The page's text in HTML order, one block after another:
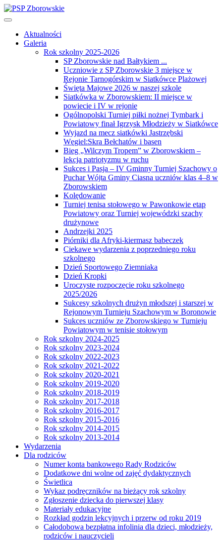
Aktualności
Galeria
Rok szkolny 2025-2026
SP Zborowskie nad Bałtykiem ...
Uczniowie z SP Zborowskie 3 miejsce w
Rejonie Tarnogórskim w Siatkówce Plażowej
Święta Majowe 2026 w naszej szkole
Siatkówka w Zborowskiem: II miejsce w
powiecie i IV w rejonie
Ogólnopolski Turniej piłki nożnej Tymbark i
Powiatowy finał Igrzysk Młodzieży w Siatkówce
Wyjazd na mecz siatkówki Jastrzębski
Węgiel:Skra Bełchatów i basen
Bieg „Wilczym Tropem” w Zborowskiem –
lekcja patriotyzmu w ruchu
Sukces i Pasja – IV Gminny Turniej Szachowy o
Puchar Wójta Gminy Ciasna uczniów klas 4–8 w
Zborowskiem
Kolędowanie
Turniej tenisa stołowego w Pawonkowie etap
Powiatowy oraz Turniej wojewódzki szachy
drużynowe
Andrzejki 2025
Piórniki dla Afryki-kiermasz babeczek
Ciekawe wydarzenia z poprzedniego roku
szkolnego
Dzień Sportowego Ziemniaka
Dzień Kropki
Uroczyste rozpoczęcie roku szkolnego
2025/2026
Sukcesy szkolnych drużyn młodszej i starszej w
Rejonowym Turnieju Szachowym w Boronowie
Sukces uczniów ze Zborowskiego w Turnieju
Powiatowym w tenisie stołowym
Rok szkolny 2024-2025
Rok szkolny 2023-2024
Rok szkolny 2022-2023
Rok szkolny 2021-2022
Rok szkolny 2020-2021
Rok szkolny 2019-2020
Rok szkolny 2018-2019
Rok szkolny 2017-2018
Rok szkolny 2016-2017
Rok szkolny 2015-2016
Rok szkolny 2014-2015
Rok szkolny 2013-2014
Wydarzenia
Dla rodziców
Numer konta bankowego Rady Rodziców
Dodatkowe dni wolne od zajęć dydaktycznych
Świetlica
Wykaz podręczników na bieżący rok szkolny
Zgłoszenie dziecka do pierwszej klasy
Materiały edukacyjne
Rozkład godzin lekcyjnych i przerw od roku 2019
Całodobowa bezpłatna infolinia dla dzieci, młodzieży,
rodziców i nauczycieli